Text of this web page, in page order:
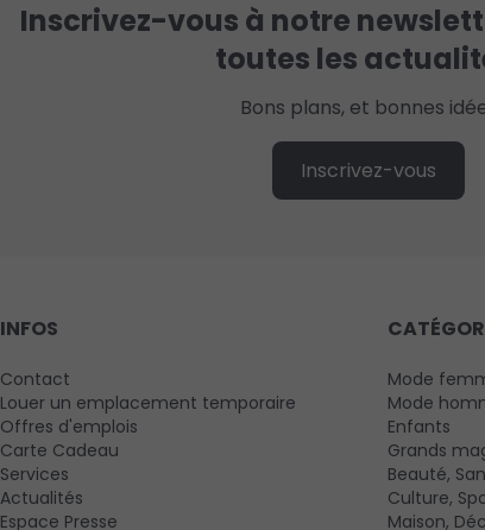
Inscrivez-vous à notre
toutes les
Bons plans, et bonnes
Inscrivez-vous
INFOS
Contact
Louer un emplacement temporaire
Offres d'emplois
Carte Cadeau
Services
Actualités
Espace Presse
Mode
Mode
Enfants
Grands
Beauté,
Culture,
Maison,